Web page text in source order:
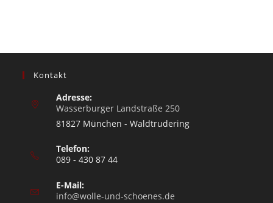
Kontakt
Adresse:
Wasserburger Landstraße 250
81827 München - Waldtrudering
Telefon:
089 - 430 87 44
E-Mail:
info@wolle-und-schoenes.de